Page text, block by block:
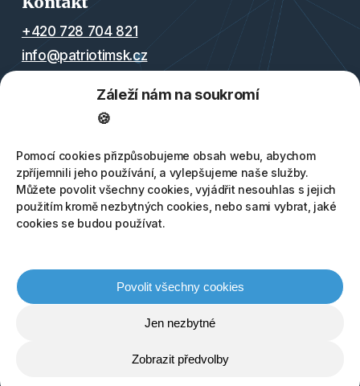
Záleží nám na soukromí
🍪
Pomocí cookies přizpůsobujeme obsah webu, abychom
zpříjemnili jeho používání, a vylepšujeme naše služby.
Můžete povolit všechny cookies, vyjádřit nesouhlas s jejich
použitím kromě nezbytných cookies, nebo sami vybrat, jaké
cookies se budou používat.
Povolit všechny cookies
Jen nezbytné
Zobrazit předvolby
+420 728 704 821
info@patriotimsk.cz
2000564446/2010 (Fio banka)
Obchodní podmínky
Zásady ochrany osobních údajů
Facebook